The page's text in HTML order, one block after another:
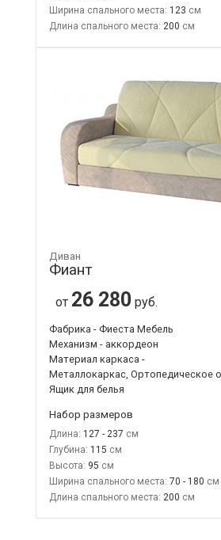
Ширина спального места: 123
Длина спального места: 200
Диван
Фиант
от 26 280 руб.
Фабрика - Фиеста Мебель
Механизм - аккордеон
Материал каркаса -
Металлокаркас, Ортопедическое
Ящик для белья
Набор размеров
Длина: 127 - 237
Глубина: 115
Высота: 95
Ширина спального места: 70 - 180
Длина спального места: 200